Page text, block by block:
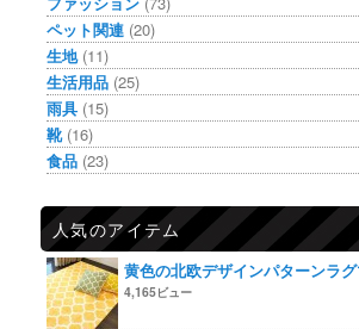
ペット関連 (20)
生地(11)
生活用品 (25)
雨具 (15)
靴(16)
食品 (23)
人気のアイテム
黄色の北欧デザインパターンラ
4,165ビュー